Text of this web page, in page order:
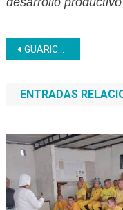
Navegación
de
entradas
GUARICO | Inces celebra 66 años de historia, formación y compromiso con el pueblo venezolano
ENTRADAS